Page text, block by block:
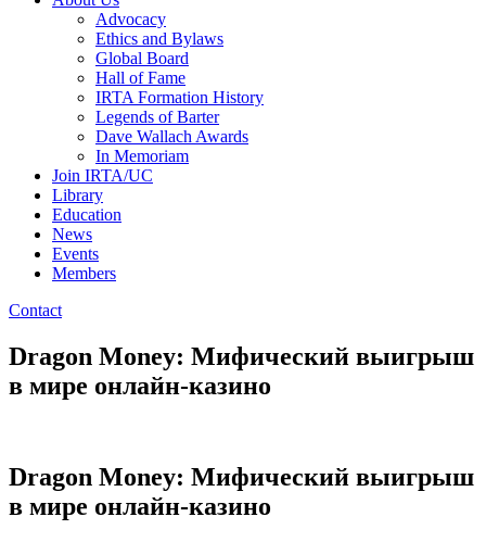
Advocacy
Ethics and Bylaws
Global Board
Hall of Fame
IRTA Formation History
Legends of Barter
Dave Wallach Awards
In Memoriam
Join IRTA/UC
Library
Education
News
Events
Members
Contact
Dragon Money: Мифический выигрыш
в мире онлайн-казино
Dragon Money: Мифический выигрыш
в мире онлайн-казино